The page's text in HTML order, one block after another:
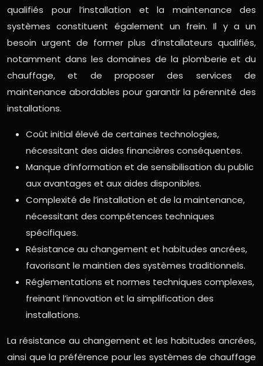
qualifiés pour l’installation et la maintenance des
systèmes constituent également un frein. Il y a un
besoin urgent de former plus d’installateurs qualifiés,
notamment dans les domaines de la plomberie et du
chauffage, et de proposer des services de
maintenance abordables pour garantir la pérennité des
installations.
Coût initial élevé de certaines technologies,
nécessitant des aides financières conséquentes.
Manque d’information et de sensibilisation du public
aux avantages et aux aides disponibles.
Complexité de l’installation et de la maintenance,
nécessitant des compétences techniques
spécifiques.
Résistance au changement et habitudes ancrées,
favorisant le maintien des systèmes traditionnels.
Réglementations et normes techniques complexes,
freinant l’innovation et la simplification des
installations.
La résistance au changement et les habitudes ancrées,
ainsi que la préférence pour les systèmes de chauffage